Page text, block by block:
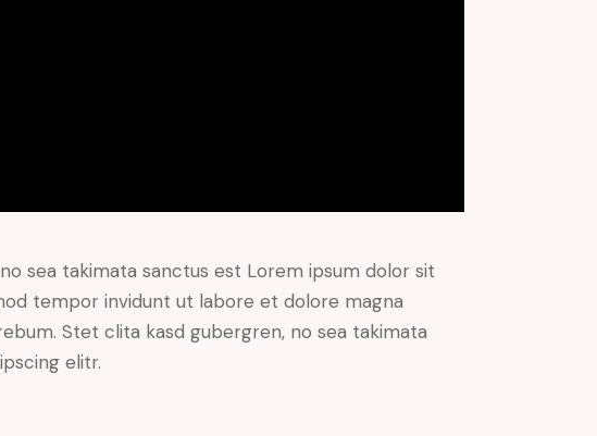
sea takimata sanctus est Lorem ipsum dolor sit
tempor invidunt ut labore et dolore magna
Stet clita kasd gubergren, no sea takimata
elitr.